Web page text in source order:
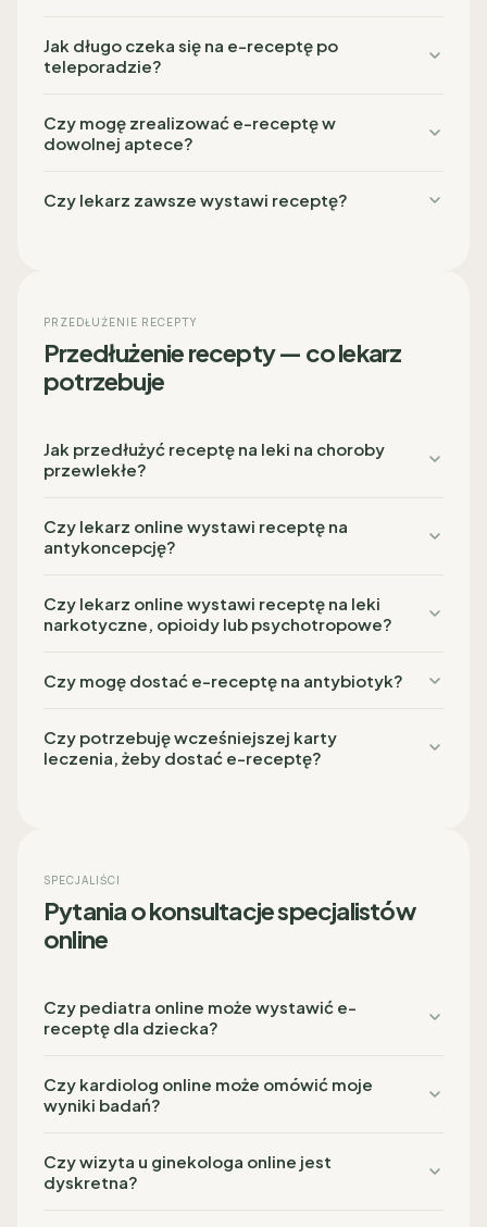
Jak długo czeka się na e-receptę po
teleporadzie?
Czy mogę zrealizować e-receptę w
dowolnej aptece?
Czy lekarz zawsze wystawi receptę?
PRZEDŁUŻENIE RECEPTY
Przedłużenie recepty — co lekarz
potrzebuje
Jak przedłużyć receptę na leki na choroby
przewlekłe?
Czy lekarz online wystawi receptę na
antykoncepcję?
Czy lekarz online wystawi receptę na leki
narkotyczne, opioidy lub psychotropowe?
Czy mogę dostać e-receptę na antybiotyk?
Czy potrzebuję wcześniejszej karty
leczenia, żeby dostać e-receptę?
SPECJALIŚCI
Pytania o konsultacje specjalistów
online
Czy pediatra online może wystawić e-
receptę dla dziecka?
Czy kardiolog online może omówić moje
wyniki badań?
Czy wizyta u ginekologa online jest
dyskretna?